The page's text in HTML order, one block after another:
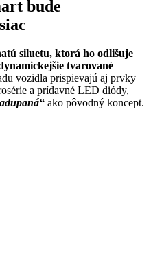
bude
siluetu, ktorá ho odlišuje
tvarované
vozidla prispievajú aj prvky
a prídavné LED diódy,
ako pôvodný koncept.